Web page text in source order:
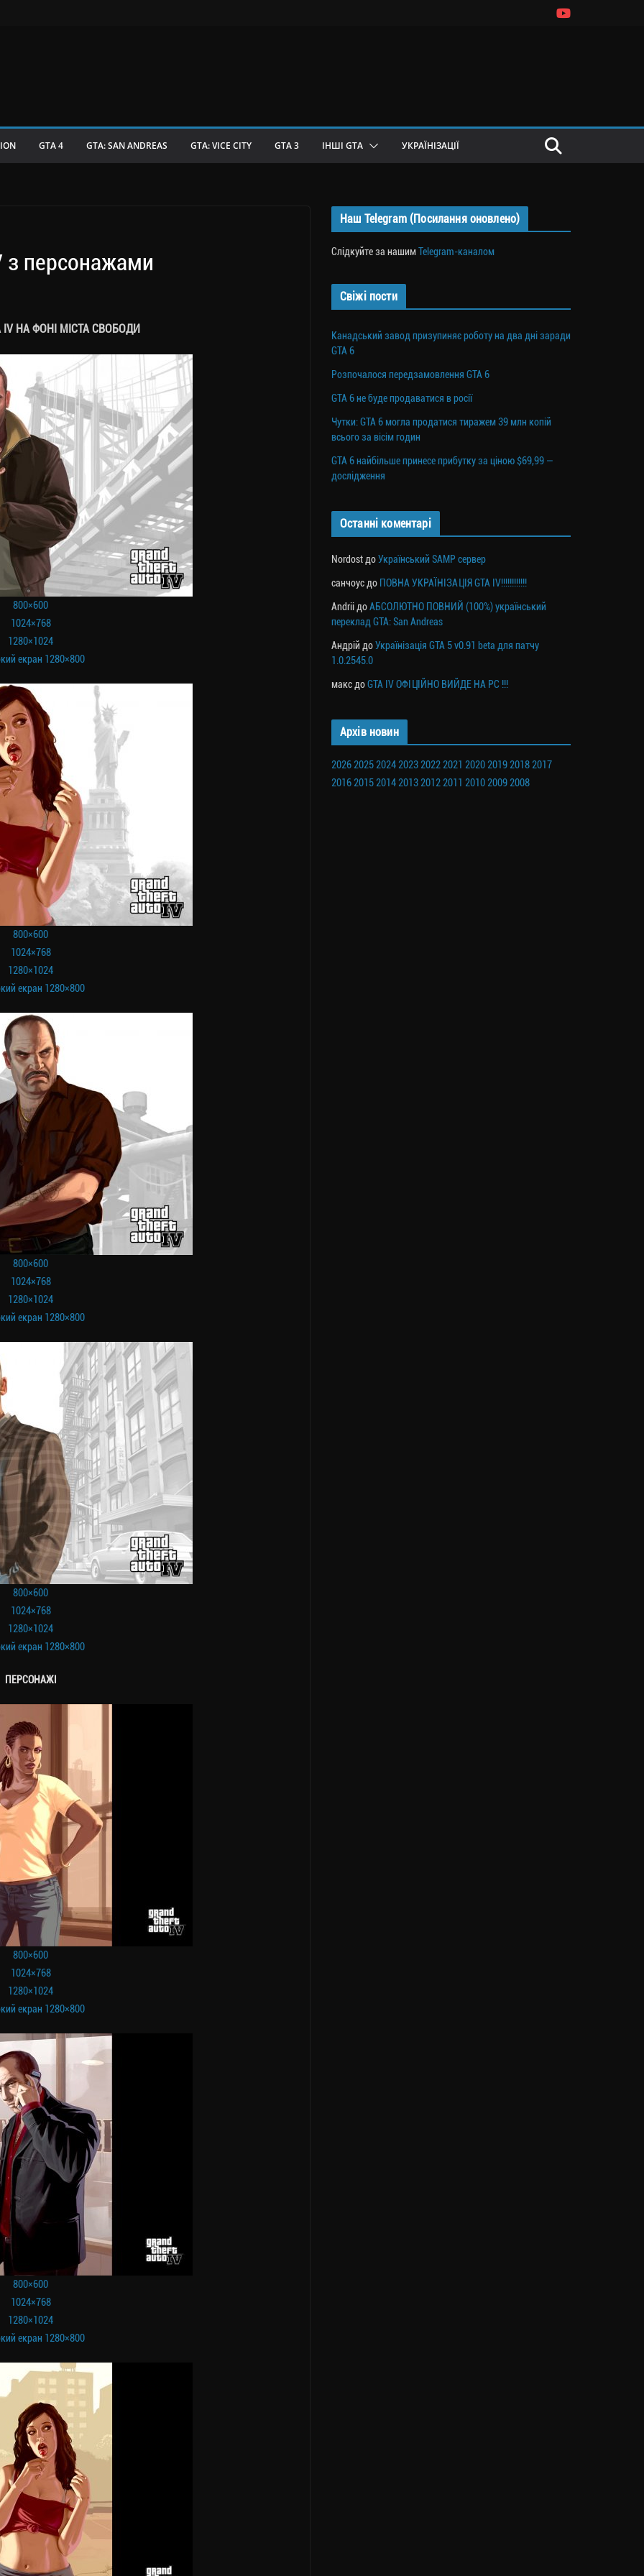
GTA 4 GTA: SAN ANDREAS GTA: VICE CITY GTA 3 ІНШІ GTA УКРАЇНІЗАЦІЇ
з персонажами
IV НА ФОНІ МІСТА СВОБОДИ
800×600
1024×768
1280×1024
екран 1280×800
800×600
1024×768
1280×1024
екран 1280×800
800×600
1024×768
1280×1024
екран 1280×800
800×600
1024×768
1280×1024
екран 1280×800
ПЕРСОНАЖІ
800×600
1024×768
1280×1024
екран 1280×800
800×600
1024×768
1280×1024
екран 1280×800
Наш Telegram (Посилання оновлено)
Слідкуйте за нашимTelegram-каналом
Свіжі пости
Канадський завод призупиняє роботу на два дні заради
GTA 6
Розпочалося передзамовлення GTA 6
GTA 6 не буде продаватися в росії
Чутки: GTA 6 могла продатися тиражем 39 млн копій
всього за вісім годин
GTA 6 найбільше принесе прибутку за ціною $69,99 —
дослідження
Останні коментарі
Nordost доУкраїнський SAMP сервер
санчоус до ПОВНА УКРАЇНІЗАЦІЯ GTA IV!!!!!!!!!!!!
Andrii доАБСОЛЮТНО ПОВНИЙ (100%) український
переклад GTA: San Andreas
Андрій доУкраїнізація GTA 5 v0.91 beta для патчу
1.0.2545.0
макс доGTA IV ОФІЦІЙНО ВИЙДЕ НА PC !!!
Архів новин
202620252024202320222021 2020201920182017
201620152014201320122011 201020092008